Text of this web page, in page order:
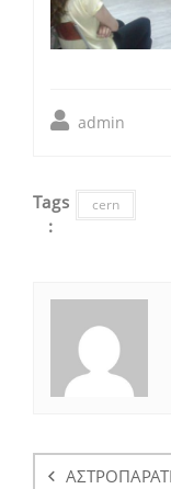
admin
Tags
:
cern
άρθρων